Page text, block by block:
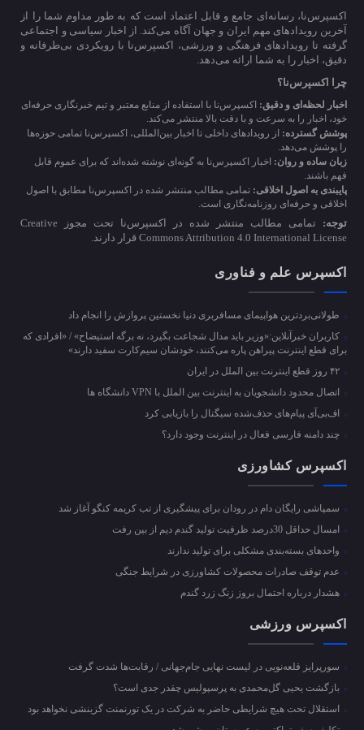
اکسپرس‌نا، رسانه‌ای جامع و قابل اعتماد است که به طور مداوم شما را از
آخرین رویدادهای مهم ایران و جهان آگاه می‌کند. از اخبار سیاسی و اجتماعی
گرفته تا رویدادهای فرهنگی و ورزشی، اکسپرس‌نا با رویکردی بی‌طرفانه و
دقیق، اخبار را به شما ارائه می‌دهد.
چرا اکسپرس‌نا؟
اخبار لحظه‌ای و دقیق: اکسپرس‌نا با استفاده از منابع معتبر و تیم خبرنگاری حرفه‌ای
خود، اخبار را به سرعت و با دقت بالا منتشر می‌کند.
پوشش گسترده: از رویدادهای داخلی تا اخبار بین‌المللی، اکسپرس‌نا تمامی حوزه‌ها
را پوشش می‌دهد.
زبان ساده و روان: اخبار اکسپرس‌نا به گونه‌ای نوشته شده‌اند که برای عموم قابل
فهم باشند.
پایبندی به اصول اخلاقی: تمامی مطالب منتشر شده در اکسپرس‌نا مطابق با اصول
اخلاقی و حرفه‌ای روزنامه‌نگاری است.
توجه:
تمامی مطالب منتشر شده در اکسپرس‌نا تحت مجوز Creative
Commons Attribution 4.0 International License قرار دارند.
اکسپرس علم و فناوری
طولانی‌بردترین هواپیمای مسافربری دنیا نخستین پروازش را انجام داد
کاربران خبرآنلاین:«وزیر باید مدال شجاعت بگیرد، نه برگه استیضاح» / «افرادی که
برای قطع اینترنت پیراهن پاره می‌کنند، خودشان سیم‌کارت سفید دارند»
۴۲ روز قطع اینترنت بین الملل در ایران
اتصال محدود دانشجویان به اینترنت بین الملل با VPN دانشگاه ها
اف‌بی‌آی پیام‌های حذف‌شده سیگنال را بازیابی کرد
چند دامنه فارسی فعال در اینترنت وجود دارد؟
اکسپرس کشاورزی
سمپاشی رایگان دام در رودان برای پیشگیری از تب کریمه کنگو آغاز شد
امسال حداقل 30درصد ظرفیت تولید گندم دیم از بین رفت
واحد‌های بسته‌بندی مشکلی برای تولید ندارند
عدم توقف صادرات محصولات کشاورزی در شرایط جنگی
هشدار درباره احتمال بروز زنگ زرد گندم
اکسپرس ورزشی
سورپرایز قلعه‌نویی در لیست نهایی جام‌جهانی / رقابت‌ها شدت گرفت
بازگشت یحیی گل‌محمدی به پرسپولیس چقدر جدی است؟
استقلال تحت هیچ شرایطی حاضر به شرکت در یک تورنمنت گزینشی نخواهد بود